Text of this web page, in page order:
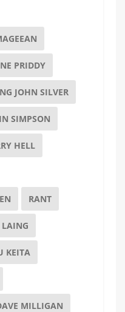
PRIDDY
JOHN SILVER
SIMPSON
HELL
RANT
KEITA
MILLIGAN